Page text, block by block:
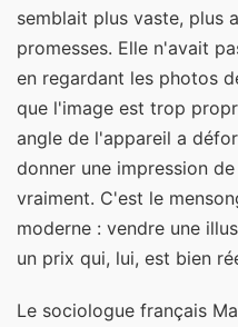
semblait plus vaste, plus
promesses. Elle n'avait
en regardant les photos
que l'image est trop
angle de l'appareil a
donner une impression
vraiment. C'est le
moderne : vendre une
un prix qui, lui, est bien
Le sociologue français